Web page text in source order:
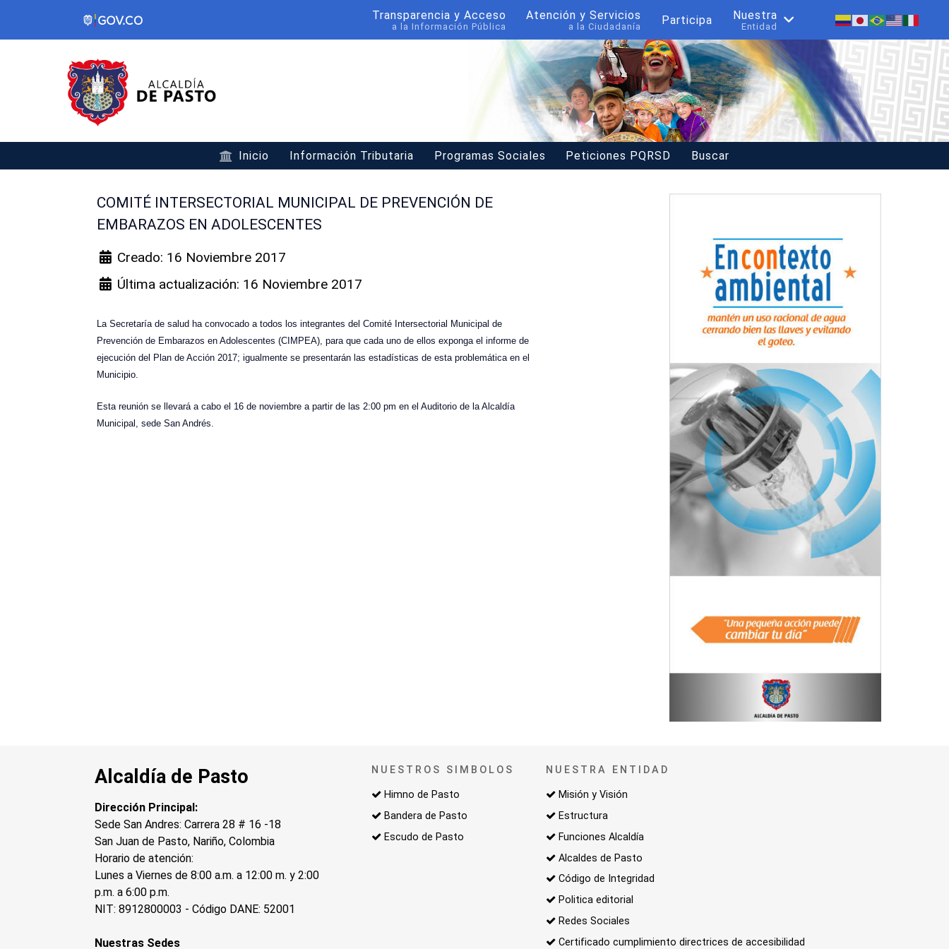
Transparencia y Acceso
a la Información Pública
Atención y Servicios
a la Ciudadanía Participa Nuestra
Entidad
Inicio Información Tributaria Programas Sociales Peticiones PQRSD Buscar
COMITÉ INTERSECTORIAL MUNICIPAL DE PREVENCIÓN DE
EMBARAZOS EN ADOLESCENTES
Creado: 16 Noviembre 2017
Última actualización: 16 Noviembre 2017
La Secretaría de salud ha convocado a todos los integrantes del Comité Intersectorial Municipal de
Prevención de Embarazos en Adolescentes (CIMPEA), para que cada uno de ellos exponga el informe de
ejecución del Plan de Acción 2017; igualmente se presentarán las estadísticas de esta problemática en el
Municipio.
Esta reunión se llevará a cabo el 16 de noviembre a partir de las 2:00 pm en el Auditorio de la Alcaldía
Municipal, sede San Andrés.
Alcaldía de Pasto
Dirección Principal:
Sede San Andres: Carrera 28 # 16 -18
San Juan de Pasto, Nariño, Colombia
Horario de atención:
Lunes a Viernes de 8:00 a.m. a 12:00 m. y 2:00
p.m. a 6:00 p.m.
NIT: 8912800003 - Código DANE: 52001
Nuestras Sedes
NUESTROS SIMBOLOS
Himno de Pasto
Bandera de Pasto
Escudo de Pasto
NUESTRA ENTIDAD
Misión y Visión
Estructura
Funciones Alcaldía
Alcaldes de Pasto
Código de Integridad
Politica editorial
Redes Sociales
Certificado cumplimiento directrices de accesibilidad